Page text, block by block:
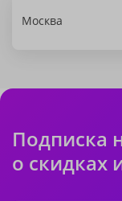
Москва
Подписка
о скидках